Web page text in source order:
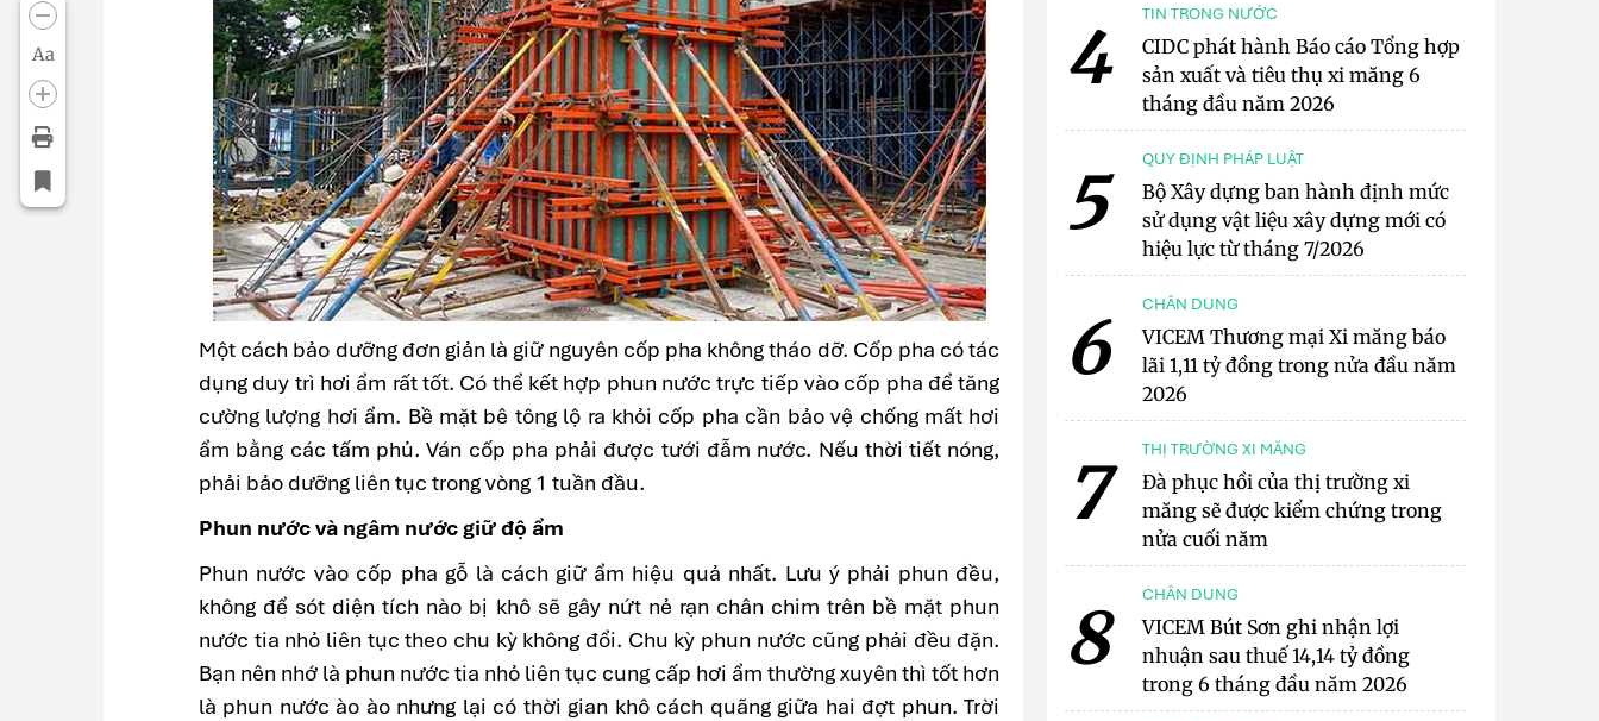
Aa
Một cách bảo dưỡng đơn giản là giữ nguyên cốp pha không tháo dỡ. Cốp pha có tác
dụng duy trì hơi ẩm rất tốt. Có thể kết hợp phun nước trực tiếp vào cốp pha để tăng
cường lượng hơi ẩm. Bề mặt bê tông lộ ra khỏi cốp pha cần bảo vệ chống mất hơi
ẩm bằng các tấm phủ. Ván cốp pha phải được tưới đẫm nước. Nếu thời tiết nóng,
phải bảo dưỡng liên tục trong vòng 1 tuần đầu.
Phun nước và ngâm nước giữ độ ẩm
Phun nước vào cốp pha gỗ là cách giữ ẩm hiệu quả nhất. Lưu ý phải phun đều,
không để sót diện tích nào bị khô sẽ gây nứt nẻ rạn chân chim trên bề mặt phun
nước tia nhỏ liên tục theo chu kỳ không đổi. Chu kỳ phun nước cũng phải đều đặn.
Bạn nên nhớ là phun nước tia nhỏ liên tục cung cấp hơi ẩm thường xuyên thì tốt hơn
là phun nước ào ào nhưng lại có thời gian khô cách quãng giữa hai đợt phun. Trời
4 TIN TRONG NƯỚC
CIDC phát hành Báo cáo Tổng hợp
sản xuất và tiêu thụ xi măng 6
tháng đầu năm 2026
5 QUY ĐỊNH PHÁP LUẬT
Bộ Xây dựng ban hành định mức
sử dụng vật liệu xây dựng mới có
hiệu lực từ tháng 7/2026
6 CHÂN DUNG
VICEM Thương mại Xi măng báo
lãi 1,11 tỷ đồng trong nửa đầu năm
2026
7 THỊ TRƯỜNG XI MĂNG
Đà phục hồi của thị trường xi
măng sẽ được kiểm chứng trong
nửa cuối năm
8 CHÂN DUNG
VICEM Bút Sơn ghi nhận lợi
nhuận sau thuế 14,14 tỷ đồng
trong 6 tháng đầu năm 2026